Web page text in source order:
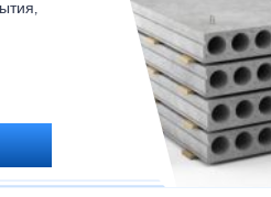
высокое
и
или